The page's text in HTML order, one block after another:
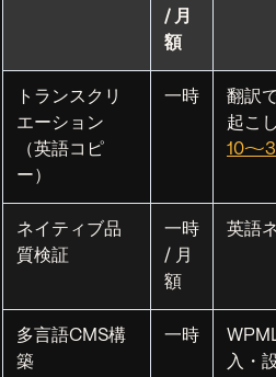
/ 月
額
トランスクリ
エーション
（英語コピ
ー）
一時
翻訳
起こ
10〜
ネイティブ品
質検証
一時
/ 月
額
英語
多言語CMS構
築
一時
入・